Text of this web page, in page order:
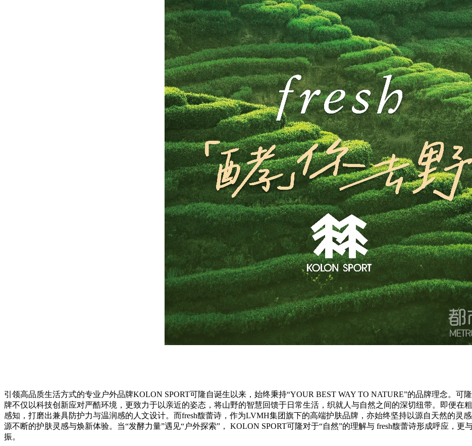
引领高品质生活方式的专业户外品牌KOLON SPORT可隆自诞生以来，始终秉持“YOUR BEST WAY TO NATURE”的品牌理念。
牌不仅以科技创新应对严酷环境，更致力于以亲近的姿态，将山野的智慧回馈于日常生活，织就人与自然之间的深切纽带。即便在
感知，打磨出兼具防护力与温润感的人文设计。而fresh馥蕾诗，作为LVMH集团旗下的高端护肤品牌，亦始终坚持以源自天然的灵
源不断的护肤灵感与焕新体验。当“发酵力量”遇见“户外探索”， KOLON SPORT可隆对于“自然”的理解与 fresh馥蕾诗形成呼应，
振。